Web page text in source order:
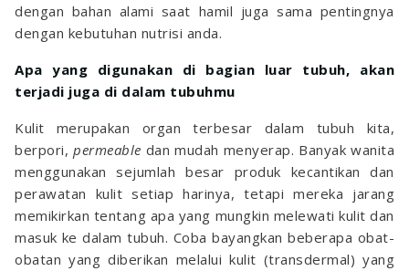
dengan bahan alami saat hamil juga sama pentingnya
dengan kebutuhan nutrisi anda.
Apa yang digunakan di bagian luar tubuh, akan
terjadi juga di dalam tubuhmu
Kulit merupakan organ terbesar dalam tubuh kita,
berpori, permeable dan mudah menyerap. Banyak wanita
menggunakan sejumlah besar produk kecantikan dan
perawatan kulit setiap harinya, tetapi mereka jarang
memikirkan tentang apa yang mungkin melewati kulit dan
masuk ke dalam tubuh. Coba bayangkan beberapa obat-
obatan yang diberikan melalui kulit (transdermal) yang